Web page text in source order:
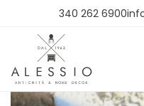
SHOP
OGGETTISTICA
340 262